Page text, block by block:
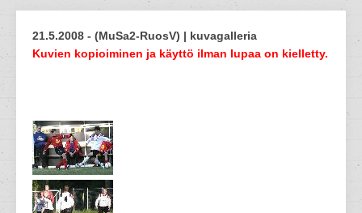
21.5.2008 - (MuSa2-RuosV) | kuvagalleria
Kuvien kopioiminen ja käyttö ilman lupaa on kielletty.